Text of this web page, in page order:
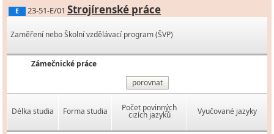
E 23-51-E/01 Strojírenské práce
Zaměření nebo Školní vzdělávací program (ŠVP)
Zámečnické práce
porovnat
Délka studia Forma studia Počet povinných
cizích jazyků Vyučované jazyky